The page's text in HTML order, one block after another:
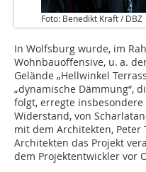
Foto: Benedikt Kraft / DBZ
In Wolfsburg wurde, im
Wohnbauoffensive, u. a.
Gelände „Hellwinkel
„dynamische Dämmung“,
folgt, erregte
Widerstand, von
mit dem Architekten, Peter
Architekten das Projekt
dem Projektentwickler vor